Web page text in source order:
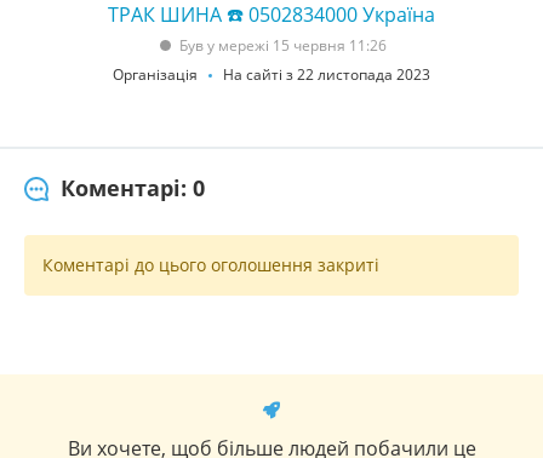
ТРАК ШИНА ☎️ 0502834000 Україна
Був у мережі 15 червня 11:26
Організація
На сайті з 22 листопада 2023
Коментарі: 0
Коментарі до цього оголошення закриті
Ви хочете, щоб більше людей побачили це